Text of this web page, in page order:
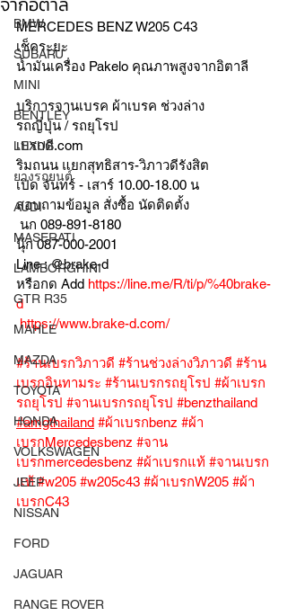
BMW
SUBARU
MINI
BENTLEY
LEXUS
ยางรถยนต์
AUDI
MASERATI
LAMBORGHINI
GTR R35
MAHLE
MAZDA
TOYOTA
HONDA
VOLKSWAGEN
JEEP
NISSAN
FORD
JAGUAR
RANGE ROVER
MERCEDES BENZ W205 C43
เช็คระยะ
น้ำมันเครื่อง Pakelo คุณภาพสูงจากอิตาลี
บริการจานเบรค ผ้าเบรค ช่วงล่าง
รถญี่ปุ่น / รถยุโรป
เบรกดี.com
ริมถนน แยกสุทธิสาร-วิภาวดีรังสิต
เปิด จันทร์ - เสาร์ 10.00-18.00 น
สอบถามข้อมูล สั่งซื้อ นัดติดตั้ง
นก 089-891-8180
นุ๊ก 087-000-2001
Line : @brake-d
หรือกด Add https://line.me/R/ti/p/%40brake-
d
https://www.brake-d.com/
#ร้านเบรกวิภาวดี #ร้านช่วงล่างวิภาวดี #ร้าน
เบรกอินทามระ #ร้านเบรกรถยุโรป #ผ้าเบรก
รถยุโรป #จานเบรกรถยุโรป #benzthailand
#amgthailand #ผ้าเบรกbenz #ผ้า
เบรกMercedesbenz #จาน
เบรกmercedesbenz #ผ้าเบรกแท้ #จานเบรก
แท้ #w205 #w205c43 #ผ้าเบรกW205 #ผ้า
เบรกC43